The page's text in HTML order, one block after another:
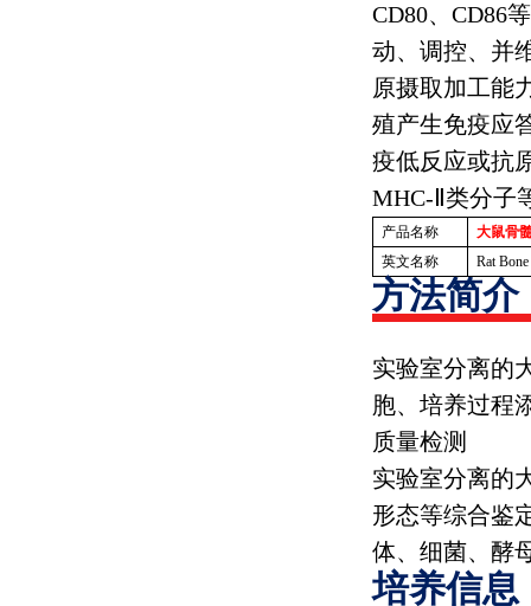
CD80、 CD86
动、调控、并
原摄取加工能
殖产生免疫应
疫低反应或抗
MHC- Ⅱ类分
产品名称
大鼠骨
英文名称
Rat
方法简介
实验室分离的
胞、培养过程
质量检测
实验室分离的
形态等综合鉴
体、细菌、酵
培养信息